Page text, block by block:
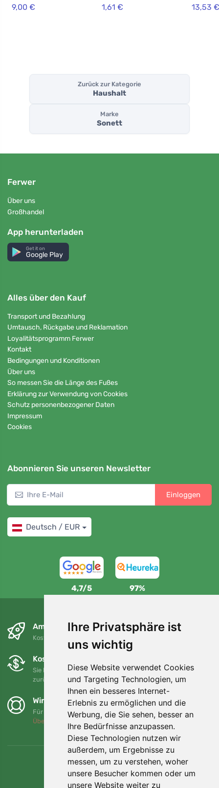
Ihre Privatsphäre ist
uns wichtig
Diese Website verwendet Cookies
und Targeting Technologien, um
Ihnen ein besseres Internet-
Erlebnis zu ermöglichen und die
Werbung, die Sie sehen, besser an
Ihre Bedürfnisse anzupassen.
Diese Technologien nutzen wir
außerdem, um Ergebnisse zu
messen, um zu verstehen, woher
unsere Besucher kommen oder um
unsere Website weiter zu
9,00 € 1,61 € 13,53 €
Zurück zur Kategorie
Haushalt
Marke
Sonett
Ferwer
Über uns
Großhandel
App herunterladen
Get it on
Google Play
Alles über den Kauf
Transport und Bezahlung
Umtausch, Rückgabe und Reklamation
Loyalitätsprogramm Ferwer
Kontakt
Bedingungen und Konditionen
Über uns
So messen Sie die Länge des Fußes
Erklärung zur Verwendung von Cookies
Schutz personenbezogener Daten
Impressum
Cookies
Abonnieren Sie unseren Newsletter
Einloggen
Deutsch / EUR
4,7/5 97%
Am nächsten Tag und kostenlos
Kostenloser Versand für Bestellungen über 80 EUR
Kostenloser Umtausch und Rückgabe
Sie können Ihre Bestellung jederzeit innerhalb von 90 Tagen
zurückgeben oder umtauschen.
Wir unterstützen Trees.org
Für jede Bestellung pflanzen wir einen Baum! Mehr lesen
Über uns